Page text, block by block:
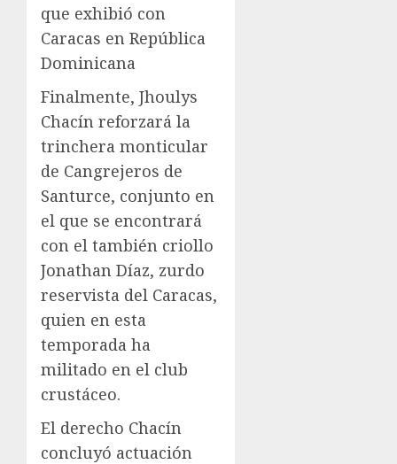
que exhibió con
Caracas en República
Dominicana
Finalmente, Jhoulys
Chacín reforzará la
trinchera monticular
de Cangrejeros de
Santurce, conjunto en
el que se encontrará
con el también criollo
Jonathan Díaz, zurdo
reservista del Caracas,
quien en esta
temporada ha
militado en el club
crustáceo.
El derecho Chacín
concluyó actuación